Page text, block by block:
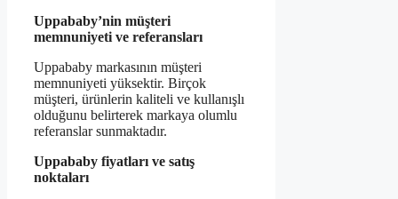
Uppababy’nin müşteri
memnuniyeti ve referansları
Uppababy markasının müşteri
memnuniyeti yüksektir. Birçok
müşteri, ürünlerin kaliteli ve kullanışlı
olduğunu belirterek markaya olumlu
referanslar sunmaktadır.
Uppababy fiyatları ve satış
noktaları